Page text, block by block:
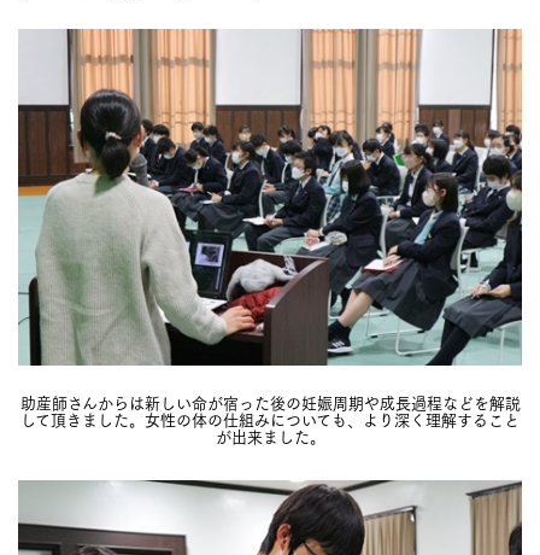
助産師さんからは新しい命が宿った後の妊娠周期や成長過程などを解説
して頂きました。女性の体の仕組みについても、より深く理解すること
が出来ました。